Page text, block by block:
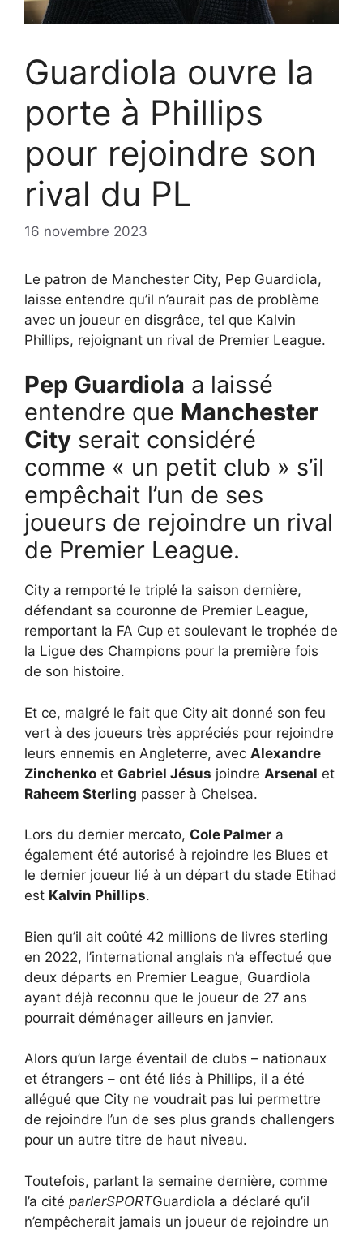
Guardiola ouvre la
porte à Phillips
pour rejoindre son
rival du PL
16 novembre 2023
Le patron de Manchester City, Pep Guardiola,
laisse entendre qu’il n’aurait pas de problème
avec un joueur en disgrâce, tel que Kalvin
Phillips, rejoignant un rival de Premier League.
Pep Guardiola a laissé
entendre que Manchester
City serait considéré
comme « un petit club » s’il
empêchait l’un de ses
joueurs de rejoindre un rival
de Premier League.
City a remporté le triplé la saison dernière,
défendant sa couronne de Premier League,
remportant la FA Cup et soulevant le trophée de
la Ligue des Champions pour la première fois
de son histoire.
Et ce, malgré le fait que City ait donné son feu
vert à des joueurs très appréciés pour rejoindre
leurs ennemis en Angleterre, avec Alexandre
Zinchenko et Gabriel Jésus joindre Arsenal et
Raheem Sterling passer à Chelsea.
Lors du dernier mercato, Cole Palmer a
également été autorisé à rejoindre les Blues et
le dernier joueur lié à un départ du stade Etihad
est Kalvin Phillips.
Bien qu’il ait coûté 42 millions de livres sterling
en 2022, l’international anglais n’a effectué que
deux départs en Premier League, Guardiola
ayant déjà reconnu que le joueur de 27 ans
pourrait déménager ailleurs en janvier.
Alors qu’un large éventail de clubs – nationaux
et étrangers – ont été liés à Phillips, il a été
allégué que City ne voudrait pas lui permettre
de rejoindre l’un de ses plus grands challengers
pour un autre titre de haut niveau.
Toutefois, parlant la semaine dernière, comme
l’a cité parlerSPORTGuardiola a déclaré qu’il
n’empêcherait jamais un joueur de rejoindre un